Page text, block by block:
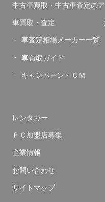
中古車買取・中古車査定の
車買取・査定
車査定相場メーカー一覧
車買取ガイド
キャンペーン・ＣＭ
レンタカー
ＦＣ加盟店募集
企業情報
お問い合わせ
サイトマップ